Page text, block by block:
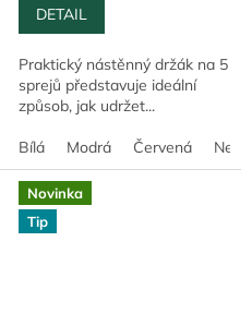
DETAIL
Praktický nástěnný držák na 5
sprejů představuje ideální
způsob, jak udržet...
Bílá Modrá Červená
Novinka
Tip